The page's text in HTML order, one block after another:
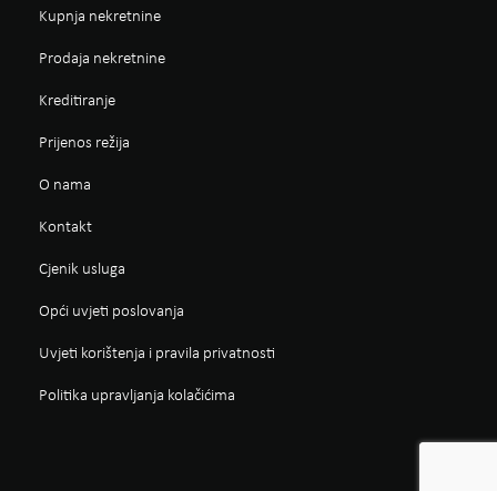
Kupnja nekretnine
Prodaja nekretnine
Kreditiranje
Prijenos režija
O nama
Kontakt
Cjenik usluga
Opći uvjeti poslovanja
Uvjeti korištenja i pravila privatnosti
Politika upravljanja kolačićima